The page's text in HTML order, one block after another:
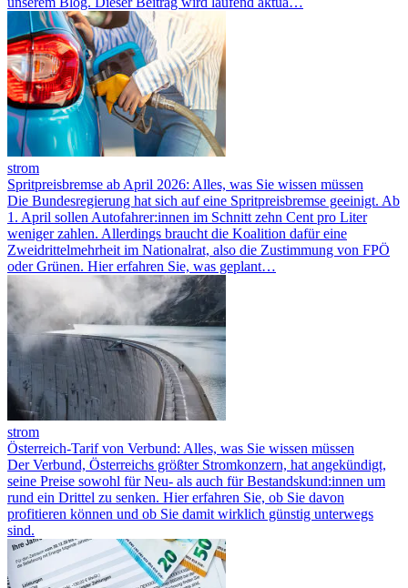
strom
Spritpreisbremse ab April 2026: Alles, was Sie wissen müssen
Die Bundesregierung hat sich auf eine Spritpreisbremse geeinigt. Ab
1. April sollen Autofahrer:innen im Schnitt zehn Cent pro Liter
weniger zahlen. Allerdings braucht die Koalition dafür eine
Zweidrittelmehrheit im Nationalrat, also die Zustimmung von FPÖ
oder Grünen. Hier erfahren Sie, was geplant…
strom
Österreich-Tarif von Verbund: Alles, was Sie wissen müssen
Der Verbund, Österreichs größter Stromkonzern, hat angekündigt,
seine Preise sowohl für Neu- als auch für Bestandskund:innen um
rund ein Drittel zu senken. Hier erfahren Sie, ob Sie davon
profitieren können und ob Sie damit wirklich günstig unterwegs
sind.